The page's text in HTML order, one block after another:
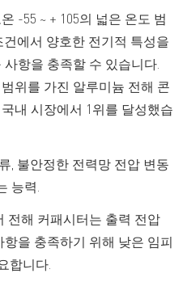
-55 ~ + 105의 넓은 온도 범
에서 양호한 전기적 특성을
항을 충족할 수 있습니다.
위를 가진 알루미늄 전해 콘
내 시장에서 1위를 달성했습
, 불안정한 전력망 전압 변동
능력.
전해 커패시터는 출력 전압
을 충족하기 위해 낮은 임피
합니다.